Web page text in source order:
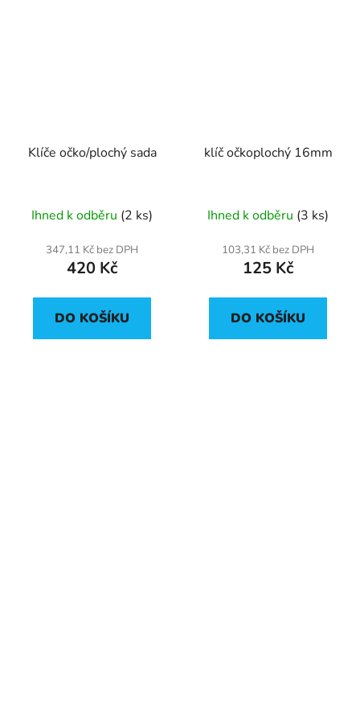
Klíče očko/plochý sada
Ihned k odběru (2 ks)
347,11 Kč bez DPH
420 Kč
DO KOŠÍKU
klíč očkoplochý 16mm
Ihned k odběru (3 ks)
103,31 Kč bez DPH
125 Kč
DO KOŠÍKU